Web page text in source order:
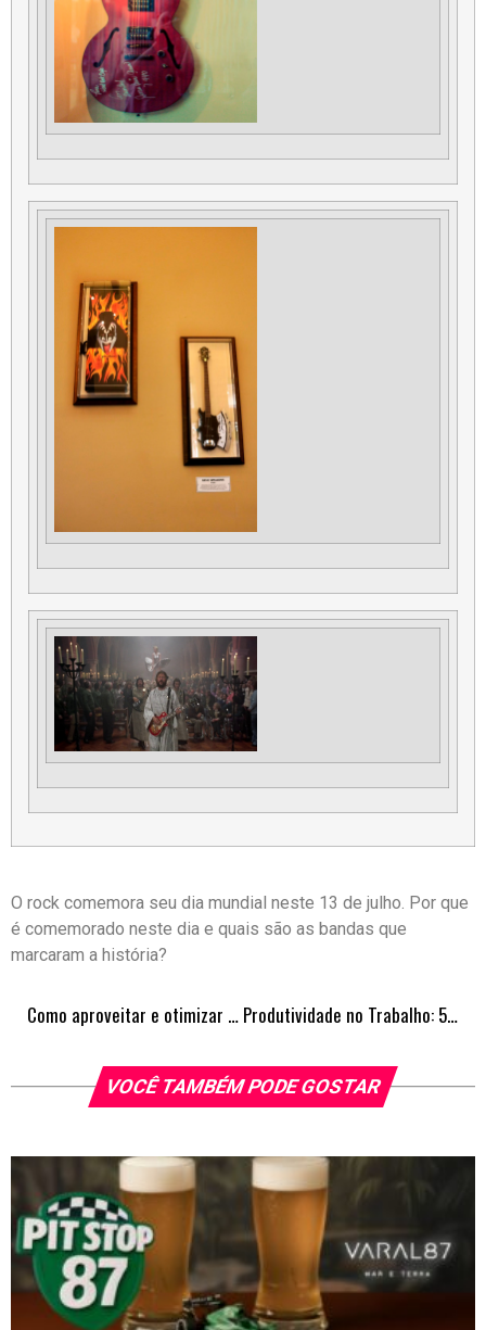
O rock comemora seu dia mundial neste 13 de julho. Por que
é comemorado neste dia e quais são as bandas que
marcaram a história?
Como aproveitar e otimizar os ambientes em aptos pequenos Produtividade no Trabalho: 5 dicas para manter sua empresa com bons resultados
VOCÊ TAMBÉM PODE GOSTAR